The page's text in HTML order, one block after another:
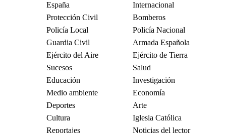
España
Internacional
Protección Civil
Bomberos
Policía Local
Policía Nacional
Guardia Civil
Armada Española
Ejército del Aire
Ejército de Tierra
Sucesos
Salud
Educación
Investigación
Medio ambiente
Economía
Deportes
Arte
Cultura
Iglesia Católica
Reportajes
Noticias del lector